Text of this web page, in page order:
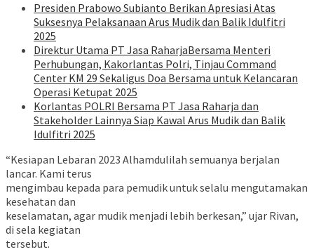
Presiden Prabowo Subianto Berikan Apresiasi Atas
Suksesnya Pelaksanaan Arus Mudik dan Balik Idulfitri
2025
Direktur Utama PT Jasa RaharjaBersama Menteri
Perhubungan, Kakorlantas Polri, Tinjau Command
Center KM 29 Sekaligus Doa Bersama untuk Kelancaran
Operasi Ketupat 2025
Korlantas POLRI Bersama PT Jasa Raharja dan
Stakeholder Lainnya Siap Kawal Arus Mudik dan Balik
Idulfitri 2025
“Kesiapan Lebaran 2023 Alhamdulilah semuanya berjalan
lancar. Kami terus
mengimbau kepada para pemudik untuk selalu mengutamakan
kesehatan dan
keselamatan, agar mudik menjadi lebih berkesan,” ujar Rivan,
di sela kegiatan
tersebut.